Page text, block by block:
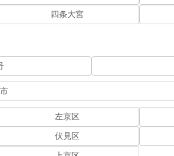
四条大宮
左京区
伏見区